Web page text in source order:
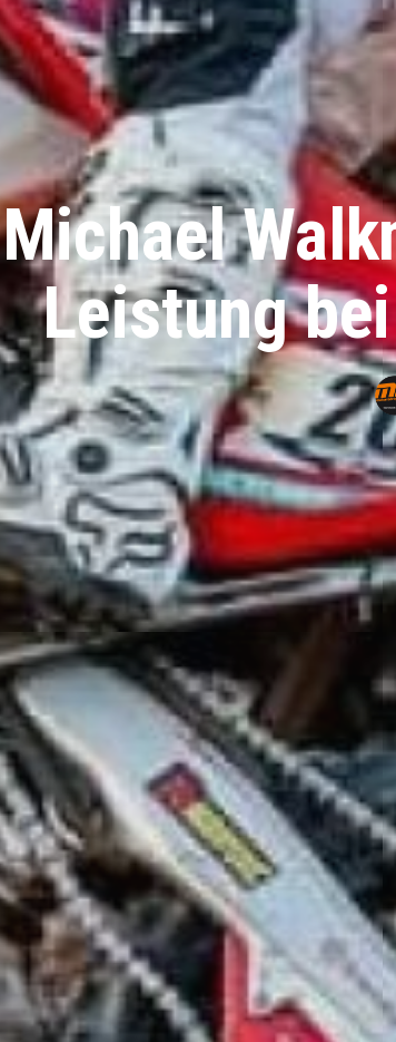
Michael
Leistung